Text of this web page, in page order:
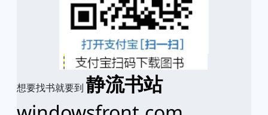
想要找书就要到 静流书站